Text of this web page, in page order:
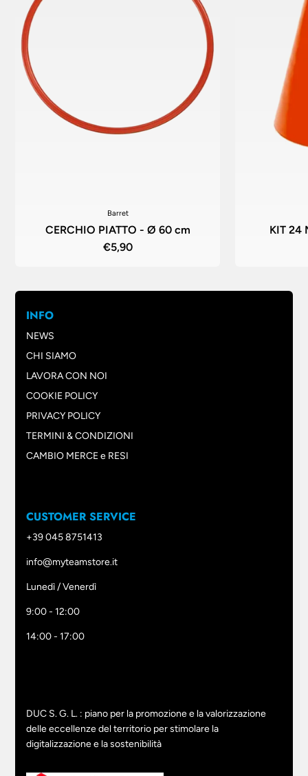
Barret
CERCHIO PIATTO - Ø 60 cm
€5,90
KIT 24
INFO
NEWS
CHI SIAMO
LAVORA CON NOI
COOKIE POLICY
PRIVACY POLICY
TERMINI & CONDIZIONI
CAMBIO MERCE e RESI
CUSTOMER SERVICE
+39 045 8751413
info@myteamstore.it
Lunedì / Venerdì
9:00 - 12:00
14:00 - 17:00
DUC S. G. L. : piano per la promozione e la valorizzazione
delle eccellenze del territorio per stimolare la
digitalizzazione e la sostenibilità